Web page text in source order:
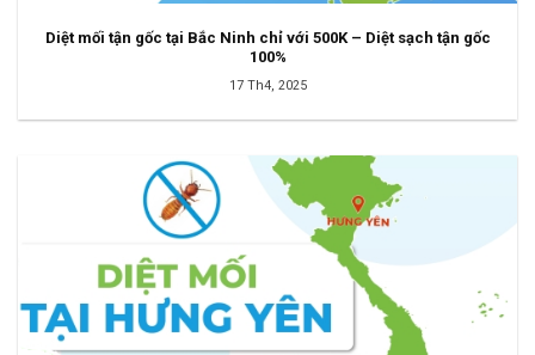
Diệt mối tận gốc tại Bắc Ninh chỉ với 500K – Diệt sạch tận gốc
100%
17 Th4, 2025